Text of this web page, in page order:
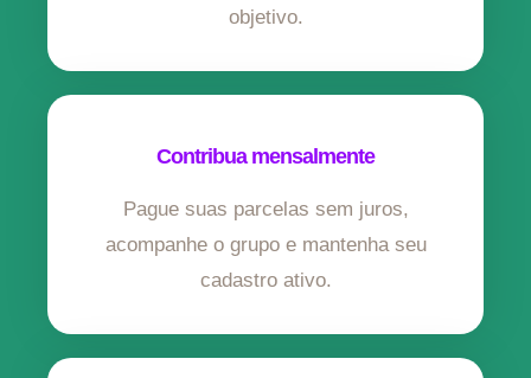
objetivo.
Contribua mensalmente
Pague suas parcelas sem juros,
acompanhe o grupo e mantenha seu
cadastro ativo.